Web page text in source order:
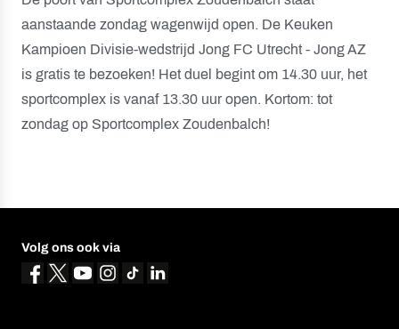
aanstaande zondag wagenwijd open. De Keuken
Kampioen Divisie-wedstrijd Jong FC Utrecht - Jong AZ
is gratis te bezoeken! Het duel begint om 14.30 uur, het
sportcomplex is vanaf 13.30 uur open. Kortom: tot
zondag op Sportcomplex Zoudenbalch!
Volg ons ook via